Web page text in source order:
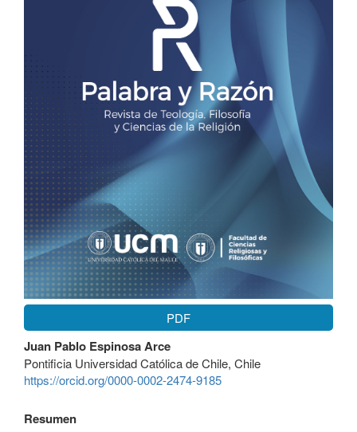
PDF
Contenido
principal
del
artículo
Juan Pablo Espinosa Arce
Pontificia Universidad Católica de Chile, Chile
https://orcid.org/0000-0002-2474-9185
Resumen